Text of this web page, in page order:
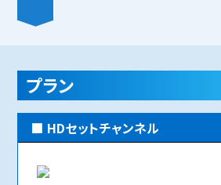
プラン
HDセットチャンネル